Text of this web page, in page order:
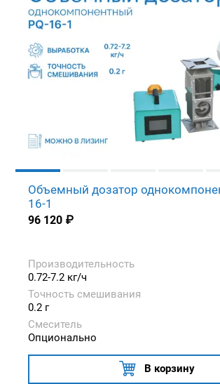
Объемный дозатор
16-1
96 120 ₽
Производительность
0.72-7.2 кг/ч
Точность смешивания
0.2 г
Смеситель
Опционально
В корзину